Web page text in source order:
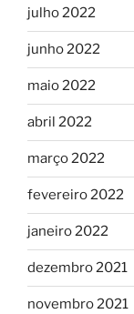
julho 2022
junho 2022
maio 2022
abril 2022
março 2022
fevereiro 2022
janeiro 2022
dezembro 2021
novembro 2021